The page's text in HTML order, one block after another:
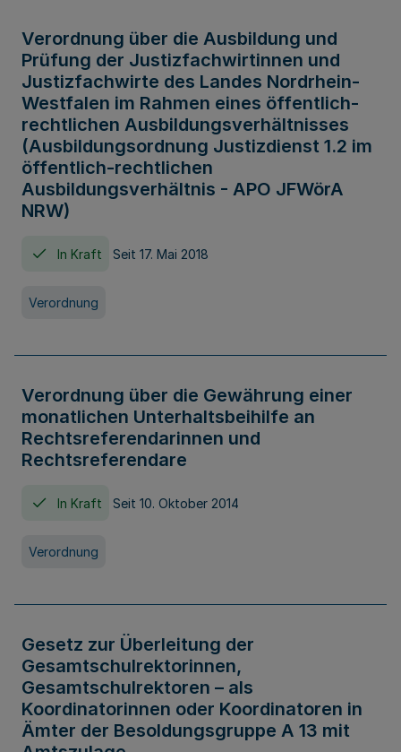
Verordnung über die Ausbildung und
Prüfung der Justizfachwirtinnen und
Justizfachwirte des Landes Nordrhein-
Westfalen im Rahmen eines öffentlich-
rechtlichen Ausbildungsverhältnisses
(Ausbildungsordnung Justizdienst 1.2 im
öffentlich-rechtlichen
Ausbildungsverhältnis - APO JFWörA
NRW)
In Kraft Seit 17. Mai 2018
Verordnung
Verordnung über die Gewährung einer
monatlichen Unterhaltsbeihilfe an
Rechtsreferendarinnen und
Rechtsreferendare
In Kraft Seit 10. Oktober 2014
Verordnung
Gesetz zur Überleitung der
Gesamtschulrektorinnen,
Gesamtschulrektoren – als
Koordinatorinnen oder Koordinatoren in
Ämter der Besoldungsgruppe A 13 mit